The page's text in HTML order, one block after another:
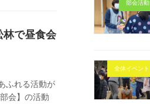
林で昼食会
ふれる活動が
会】の活動
部会活動
全体イベント